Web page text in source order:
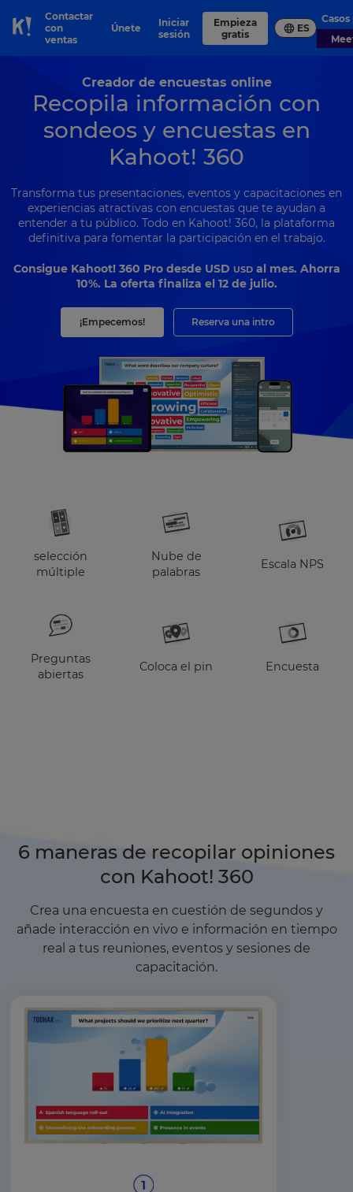
Skip to Page content
Contactar
con
ventas
Únete
Iniciar
sesión
Empieza
gratis
ES
Creador de encuestas online
Recopila información con
sondeos y encuestas en
Kahoot! 360
Transforma tus presentaciones, eventos y capacitaciones en
experiencias atractivas con encuestas que te ayudan a
entender a tu público. Todo en Kahoot! 360, la plataforma
definitiva para fomentar la participación en el trabajo.
Consigue Kahoot! 360 Pro desde USD USDal mes. Ahorra
10%. La oferta finaliza el 12 de julio.
¡Empecemos! Reserva una intro
selección
múltiple
Nube de
palabras
Escala NPS
Preguntas
abiertas
Coloca el pin Encuesta
6 maneras de recopilar opiniones
con Kahoot! 360
Crea una encuesta en cuestión de segundos y
añade interacción en vivo e información en tiempo
real a tus reuniones, eventos y sesiones de
capacitación.